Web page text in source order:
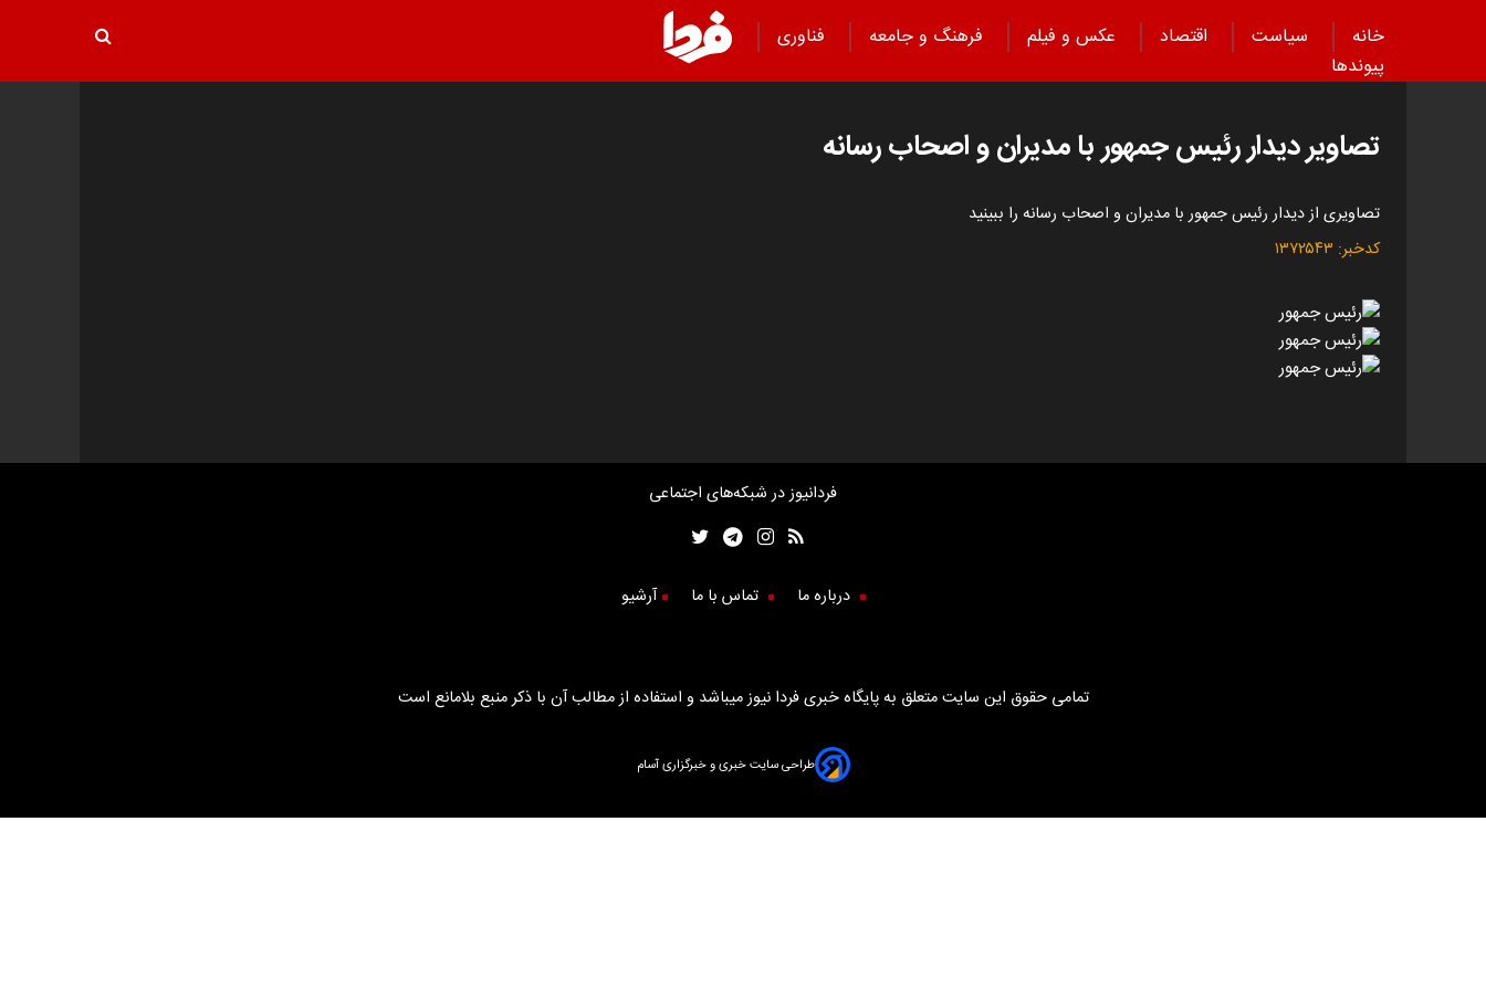
خانه سیاست اقتصاد عکس و فیلم فرهنگ و جامعه
فناوری
پیوند‌ها
تصاویر دیدار رئیس جمهور با مدیران و اصحاب رسانه
تصاویری از دیدار رئیس جمهور با مدیران و اصحاب رسانه را ببینید
کدخبر: ۱۳۷۲۵۴۳
فردانیوز در شبکه‌های اجتماعی
درباره ما تماس با ما آرشیو
تمامی حقوق این سایت متعلق به پایگاه خبری فردا نیوز میباشد و استفاده از مطالب آن با ذکر منبع بلامانع است
طراحی سایت خبری و خبرگزاری آسام